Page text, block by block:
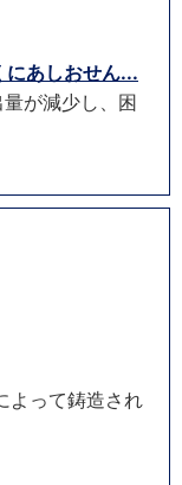
あしおせん...
が減少し、困
よって鋳造され